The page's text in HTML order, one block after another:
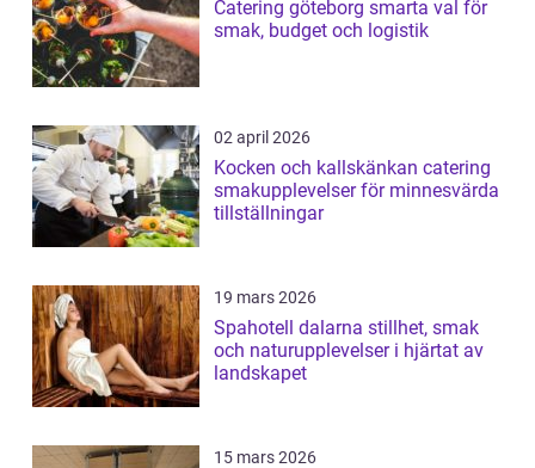
Catering göteborg smarta val för
smak, budget och logistik
02 april 2026
Kocken och kallskänkan catering
smakupplevelser för minnesvärda
tillställningar
19 mars 2026
Spahotell dalarna stillhet, smak
och naturupplevelser i hjärtat av
landskapet
15 mars 2026